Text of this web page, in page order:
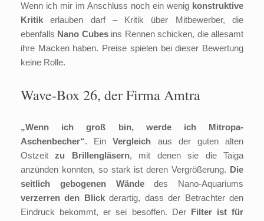
Wenn ich mir im Anschluss noch ein wenig konstruktive
Kritik erlauben darf – Kritik über Mitbewerber, die
ebenfalls Nano Cubesins Rennen schicken, die allesamt
ihre Macken haben. Preise spielen bei dieser Bewertung
keine Rolle.
Wave-Box 26, der Firma Amtra
„Wenn ich groß bin, werde ich Mitropa-
Aschenbecher“. EinVergleich aus der guten alten
Ostzeitzu Brillengläsern, mit denen sie die Taiga
anzünden konnten, so stark ist deren Vergrößerung. Die
seitlich gebogenen Wändedes Nano-Aquariums
verzerren den Blickderartig, dass der Betrachter den
Eindruck bekommt, er sei besoffen. Der Filter ist für